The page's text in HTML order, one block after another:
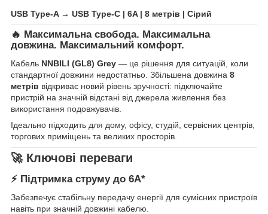
USB Type-A → USB Type-C | 6A | 8 метрів | Сірий
🔥 Максимальна свобода. Максимальна
довжина. Максимальний комфорт.
Кабель NNBILI (GL8) Grey — це рішення для ситуацій, коли
стандартної довжини недостатньо. Збільшена довжина 8
метрів відкриває новий рівень зручності: підключайте
пристрій на значній відстані від джерела живлення без
використання подовжувачів.
Ідеально підходить для дому, офісу, студій, сервісних центрів,
торгових приміщень та великих просторів.
🚀 Ключові переваги
⚡ Підтримка струму до 6A*
Забезпечує стабільну передачу енергії для сумісних пристроїв
навіть при значній довжині кабелю.